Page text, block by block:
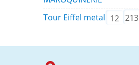
213
Tour Eiffel metal 12